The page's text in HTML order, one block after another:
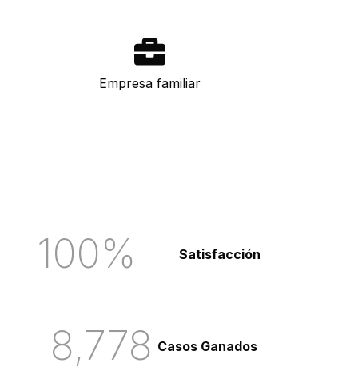
Empresa familiar
100% Satisfacción
8,778 Casos Ganados